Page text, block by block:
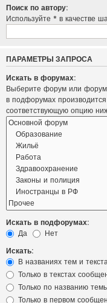
Поиск по автору:
Используйте * в качестве
ПАРАМЕТРЫ ЗАПРОСА
Искать в форумах:
Выберите форум или
в подфорумах
соответствующую опцию
Искать в подфорумах:
Да
Нет
Искать:
В названиях тем и
Только в текстах
Только по названию
Только в первом